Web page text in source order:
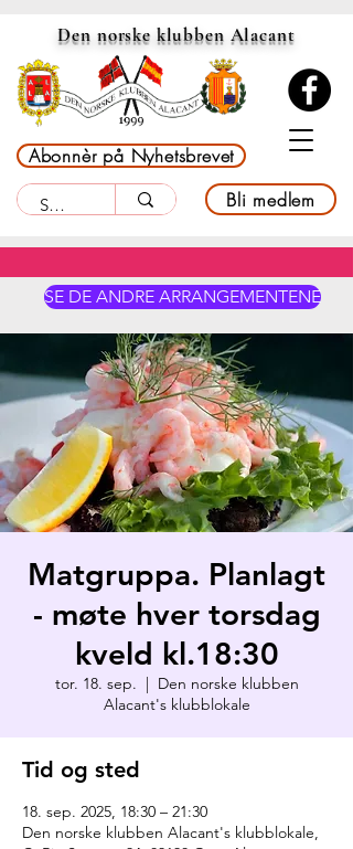
Den norske klubben Alacant
Abonnèr på Nyhetsbrevet
Bli medlem
SE DE ANDRE ARRANGEMENTENE
Matgruppa. Planlagt
- møte hver torsdag
kveld kl.18:30
tor. 18. sep.
  |
Den norske klubben
Alacant's klubblokale
Tid og sted
18. sep. 2025, 18:30 – 21:30
Den norske klubben Alacant's klubblokale,